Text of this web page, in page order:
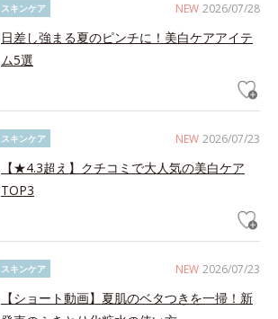
NEW 2026/07/28
スキンケア
日差し強まる夏のピンチに！美白ケアアイテ
ム5選
NEW 2026/07/23
スキンケア
【★4.3超え】クチコミで大人気の美白ケア
TOP3
NEW 2026/07/23
スキンケア
【ショート動画】夏肌のベタつきを一掃！新